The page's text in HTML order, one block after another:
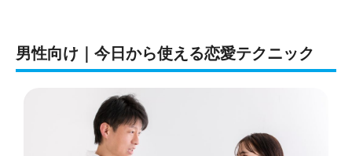
男性向け｜今日から使える恋愛テクニック